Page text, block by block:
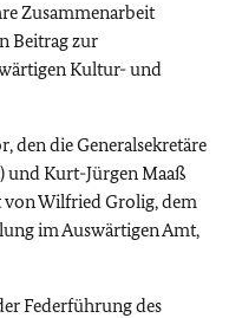
Zusammenarbeit
Beitrag zur
Kultur- und
den die Generalsekretäre
und Kurt-Jürgen Maaß
von Wilfried Grolig, dem
im Auswärtigen Amt,
Federführung des